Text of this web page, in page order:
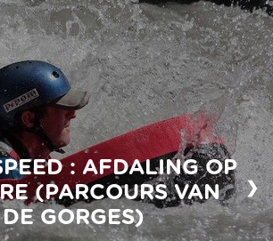
: AFDALING OP
(PARCOURS VAN
DE GORGES)
❯